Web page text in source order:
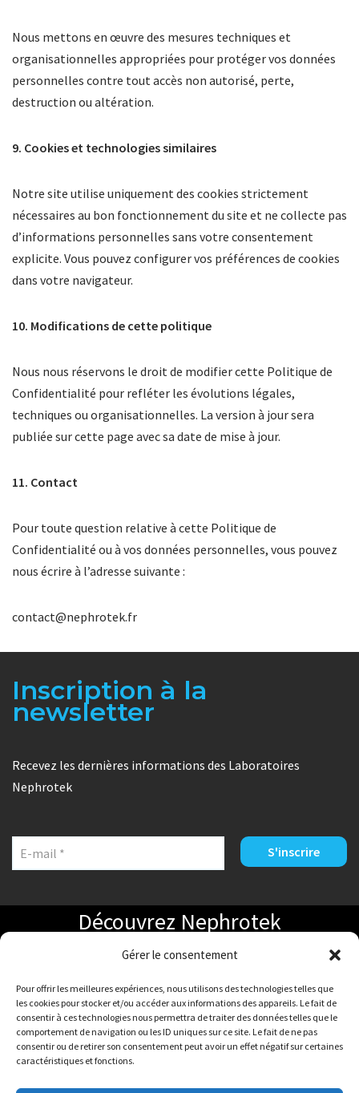
Gérer le consentement
Pour offrir les meilleures expériences, nous utilisons des technologies telles que
les cookies pour stocker et/ou accéder aux informations des appareils. Le fait de
consentir à ces technologies nous permettra de traiter des données telles que le
comportement de navigation ou les ID uniques sur ce site. Le fait de ne pas
consentir ou de retirer son consentement peut avoir un effet négatif sur certaines
caractéristiques et fonctions.
Nous mettons en œuvre des mesures techniques et
organisationnelles appropriées pour protéger vos données
personnelles contre tout accès non autorisé, perte,
destruction ou altération.
9. Cookies et technologies similaires
Notre site utilise uniquement des cookies strictement
nécessaires au bon fonctionnement du site et ne collecte pas
d’informations personnelles sans votre consentement
explicite. Vous pouvez configurer vos préférences de cookies
dans votre navigateur.
10. Modifications de cette politique
Nous nous réservons le droit de modifier cette Politique de
Confidentialité pour refléter les évolutions légales,
techniques ou organisationnelles. La version à jour sera
publiée sur cette page avec sa date de mise à jour.
11. Contact
Pour toute question relative à cette Politique de
Confidentialité ou à vos données personnelles, vous pouvez
nous écrire à l’adresse suivante :
contact@nephrotek.fr
Inscription à la
newsletter
Recevez les dernières informations des Laboratoires
Nephrotek
Découvrez Nephrotek
Contact